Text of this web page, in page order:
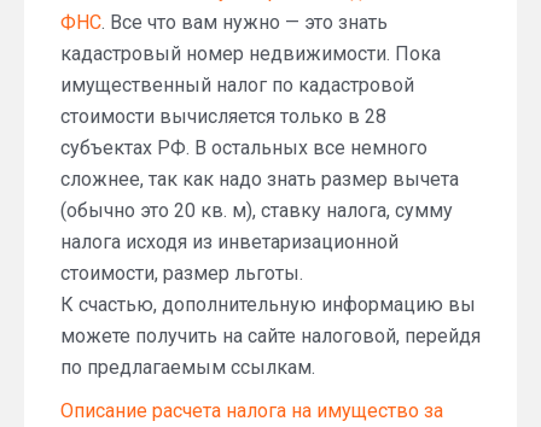
ФНС. Все что вам нужно — это знать
кадастровый номер недвижимости. Пока
имущественный налог по кадастровой
стоимости вычисляется только в 28
субъектах РФ. В остальных все немного
сложнее, так как надо знать размер вычета
(обычно это 20 кв. м), ставку налога, сумму
налога исходя из инветаризационной
стоимости, размер льготы.
К счастью, дополнительную информацию вы
можете получить на сайте налоговой, перейдя
по предлагаемым ссылкам.
Описание расчета налога на имущество за